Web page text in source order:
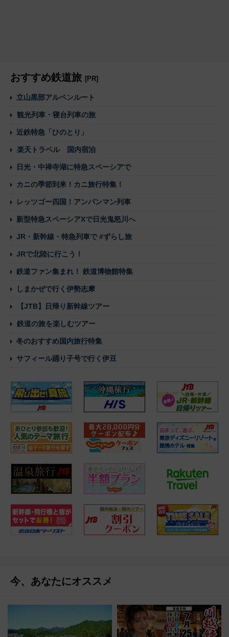
おすすめ鉄道旅 [PR]
立山黒部アルペンルート
観光列車・寝台列車の旅
近鉄特急「ひのとり」
楽天トラベル 国内宿泊
日光・中禅寺湖に特急スペーシアで
カニの季節到来！カニ旅行特集！
レッツゴー四国！アンパンマン列車
新型特急スペーシアXで日光鬼怒川へ
JR・新幹線・特急列車で #ずらし旅
JRで北陸に行こう！
鉄道ファン集まれ！ 鉄道博物館特集
しまかぜで行く伊勢志摩
【JTB】日帰り新幹線ツアー
鉄道の旅を楽しむツアー
冬のおすすめ国内旅行特集
サフィール踊り子号で行く伊豆
今、あなたにオススメ